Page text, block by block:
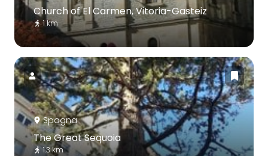
Church of El Carmen, Vitoria-Gasteiz
1 km
Spagna
The Great Sequoia
1.3 km